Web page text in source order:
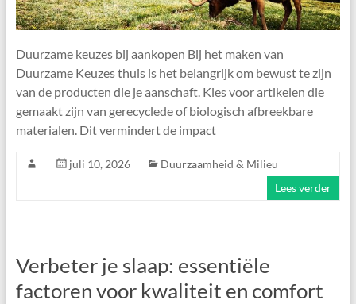
Duurzame keuzes bij aankopen Bij het maken van
Duurzame Keuzes thuis is het belangrijk om bewust te zijn
van de producten die je aanschaft. Kies voor artikelen die
gemaakt zijn van gerecyclede of biologisch afbreekbare
materialen. Dit vermindert de impact
juli 10, 2026
Duurzaamheid & Milieu
Lees verder
Verbeter je slaap: essentiële
factoren voor kwaliteit en comfort